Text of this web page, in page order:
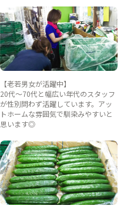
【老若男女が活躍中】
20代～70代と幅広い年代のスタッフ
が性別問わず活躍しています。アッ
トホームな雰囲気で馴染みやすいと
思います◎